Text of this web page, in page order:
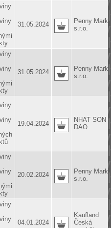
31.05.2024
Penny
s.r.o.
31.05.2024
Penny
s.r.o.
19.04.2024
NHAT SON
DAO
20.02.2024
Penny
s.r.o.
04.01.2024
Kaufland
Česká